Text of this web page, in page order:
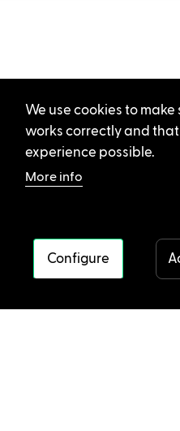
We use cookies to
works correctly and
experience possible.
More info
Configure